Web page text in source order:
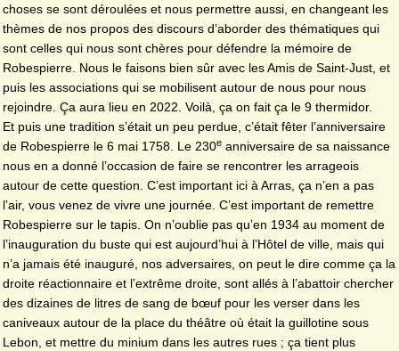
choses se sont déroulées et nous permettre aussi, en changeant les
thèmes de nos propos des discours d’aborder des thématiques qui
sont celles qui nous sont chères pour défendre la mémoire de
Robespierre. Nous le faisons bien sûr avec les Amis de Saint-Just, et
puis les associations qui se mobilisent autour de nous pour nous
rejoindre. Ça aura lieu en 2022. Voilà, ça on fait ça le 9 thermidor.
Et puis une tradition s’était un peu perdue, c’était fêter l’anniversaire
de Robespierre le 6 mai 1758. Le 230e anniversaire de sa naissance
nous en a donné l’occasion de faire se rencontrer les arrageois
autour de cette question. C’est important ici à Arras, ça n’en a pas
l’air, vous venez de vivre une journée. C’est important de remettre
Robespierre sur le tapis. On n’oublie pas qu’en 1934 au moment de
l’inauguration du buste qui est aujourd’hui à l’Hôtel de ville, mais qui
n’a jamais été inauguré, nos adversaires, on peut le dire comme ça la
droite réactionnaire et l’extrême droite, sont allés à l’abattoir chercher
des dizaines de litres de sang de bœuf pour les verser dans les
caniveaux autour de la place du théâtre où était la guillotine sous
Lebon, et mettre du minium dans les autres rues ; ça tient plus